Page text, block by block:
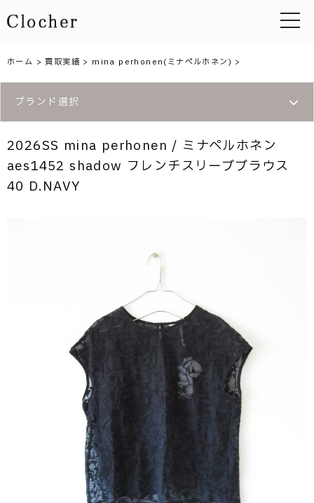
toggle
ホーム >買取実績 > mina perhonen(ミナペルホネン) >
ブランド選択
2026SS mina perhonen / ミナペルホネン
aes1452 shadow フレンチスリーブブラウス
40 D.NAVY